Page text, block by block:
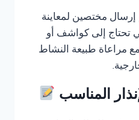
إرسال مختصين لمعاينة
تحتاج إلى كواشف أو
مراعاة طبيعة النشاط